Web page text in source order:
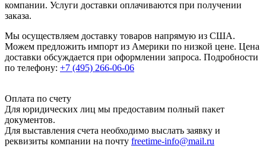
компании. Услуги доставки оплачиваются при получении
заказа.
Мы осуществляем доставку товаров напрямую из США.
Можем предложить импорт из Америки по низкой цене. Цена
доставки обсуждается при оформлении запроса. Подробности
по телефону: +7 (495) 266-06-06
Оплата по счету
Для юридических лиц мы предоставим полный пакет
документов.
Для выставления счета необходимо выслать заявку и
реквизиты компании на почту freetime-info@mail.ru